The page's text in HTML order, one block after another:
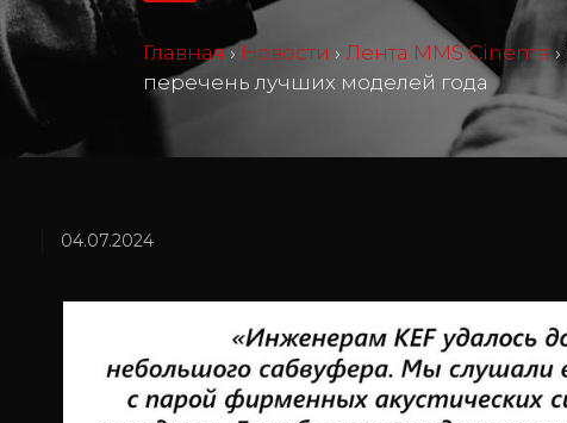
Главная › Новости › Лента MMS Cinema ›
перечень лучших моделей года
04.07.2024